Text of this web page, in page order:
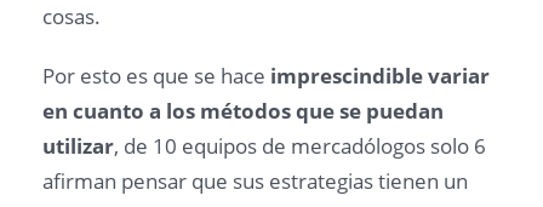
cosas.
Por esto es que se hace imprescindible variar
en cuanto a los métodos que se puedan
utilizar, de 10 equipos de mercadólogos solo 6
afirman pensar que sus estrategias tienen un